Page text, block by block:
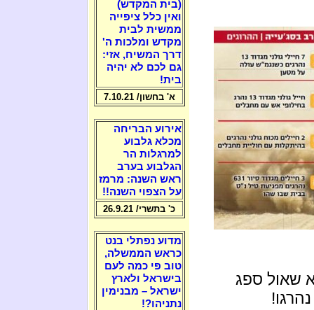
שאול ספג
(בית המקדש)
ואין כלל ציפייה
ממשית לבית
מקדש ומלכות ה'
דרך המשיח, אזי:
גם לכם לא יהיה
בית!
א' בחשון/ 7.10.21
אירוע הבריחה
מכלא גלבוע
למרגלות הר
הגלבוע בערב
ראש השנה: מרמז
על הצפוי השנה!!
כ' בתשרי/ 26.9.21
מדוע נפתלי בנט
כראש הממשלה,
טוב פי כמה לעם
בישראל ולארץ
ישראל – מבנימין
נתניהו?!